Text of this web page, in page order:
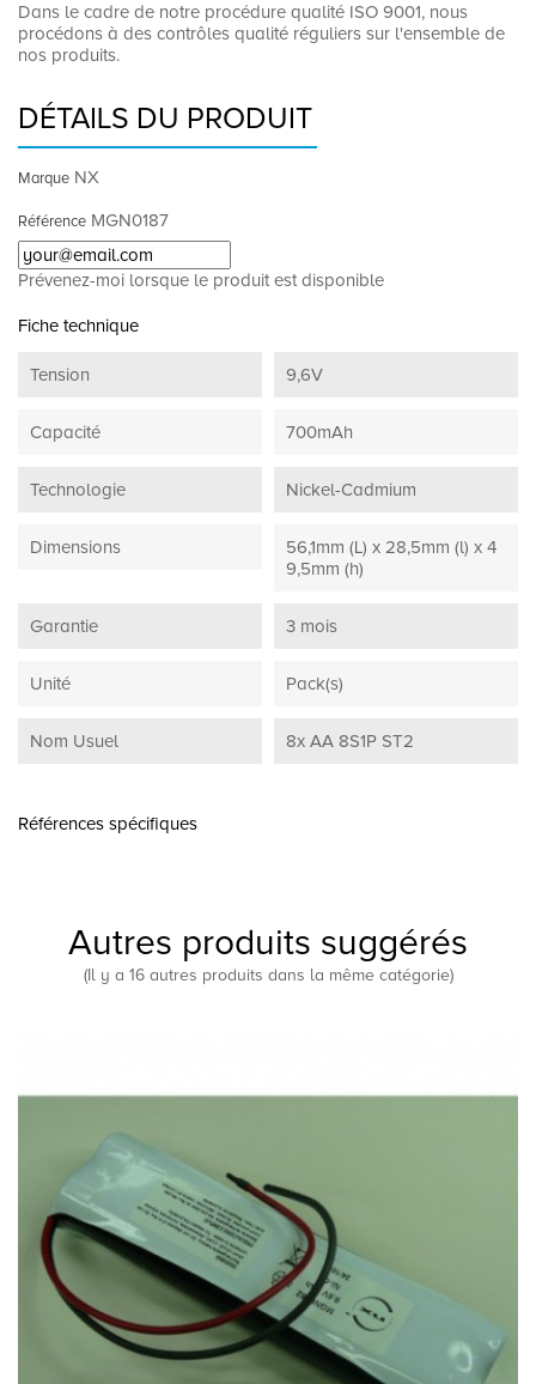
Dans le cadre de notre procédure qualité ISO 9001, nous
procédons à des contrôles qualité réguliers sur l'ensemble de
nos produits.
DÉTAILS DU PRODUIT
Marque NX
Référence MGN0187
Prévenez-moi lorsque le produit est disponible
Fiche technique
Tension 9,6V
Capacité 700mAh
Technologie Nickel-Cadmium
Dimensions
56,1mm (L) x 28,5mm (l) x 4
9,5mm (h)
Garantie 3 mois
Unité Pack(s)
Nom Usuel 8x AA 8S1P ST2
Références spécifiques
Autres produits suggérés
(Il y a 16 autres produits dans la même catégorie)